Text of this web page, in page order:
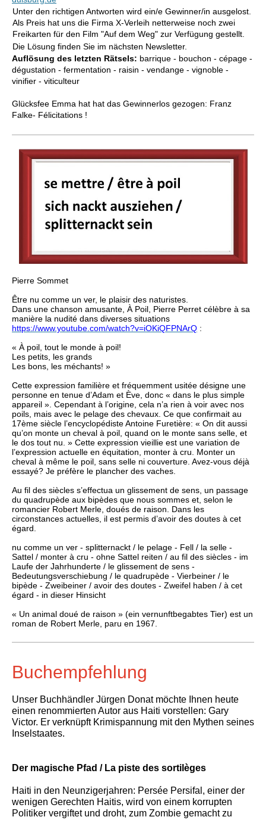
Unter den richtigen Antworten wird ein/e Gewinner/in ausgelost.
Als Preis hat uns die Firma X-Verleih netterweise noch zwei
Freikarten für den Film "Auf dem Weg" zur Verfügung gestellt.
Die Lösung finden Sie im nächsten Newsletter.
Auflösung des letzten Rätsels: barrique - bouchon - cépage -
dégustation - fermentation - raisin - vendange - vignoble -
vinifier - viticulteur
Glücksfee Emma hat hat das Gewinnerlos gezogen: Franz
Falke- Félicitations !
Pierre Sommet
Être nu comme un ver, le plaisir des naturistes.
Dans une chanson amusante, À Poil, Pierre Perret célèbre à sa
manière la nudité dans diverses situations
https://www.youtube.com/watch?v=iOKiQFPNArQ :
« À poil, tout le monde à poil!
Les petits, les grands
Les bons, les méchants! »
Cette expression familière et fréquemment usitée désigne une
personne en tenue d’Adam et Ève, donc « dans le plus simple
appareil ». Cependant à l’origine, cela n’a rien à voir avec nos
poils, mais avec le pelage des chevaux. Ce que confirmait au
17ème siècle l’encyclopédiste Antoine Furetière: « On dit aussi
qu’on monte un cheval à poil, quand on le monte sans selle, et
le dos tout nu. » Cette expression vieillie est une variation de
l’expression actuelle en équitation, monter à cru. Monter un
cheval à même le poil, sans selle ni couverture. Avez-vous déjà
essayé? Je préfère le plancher des vaches.
Au fil des siècles s’effectua un glissement de sens, un passage
du quadrupède aux bipèdes que nous sommes et, selon le
romancier Robert Merle, doués de raison. Dans les
circonstances actuelles, il est permis d’avoir des doutes à cet
égard.
nu comme un ver - splitternackt / le pelage - Fell / la selle -
Sattel / monter à cru - ohne Sattel reiten / au fil des siècles - im
Laufe der Jahrhunderte / le glissement de sens -
Bedeutungsverschiebung / le quadrupède - Vierbeiner / le
bipède - Zweibeiner / avoir des doutes - Zweifel haben / à cet
égard - in dieser Hinsicht
« Un animal doué de raison » (ein vernunftbegabtes Tier) est un
roman de Robert Merle, paru en 1967.
Buchempfehlung
Unser Buchhändler Jürgen Donat möchte Ihnen heute
einen renommierten Autor aus Haiti vorstellen: Gary
Victor. Er verknüpft Krimispannung mit den Mythen seines
Inselstaates.
Der magische Pfad / La piste des sortilèges
Haiti in den Neunzigerjahren: Persée Persifal, einer der
wenigen Gerechten Haitis, wird von einem korrupten
Politiker vergiftet und droht, zum Zombie gemacht zu